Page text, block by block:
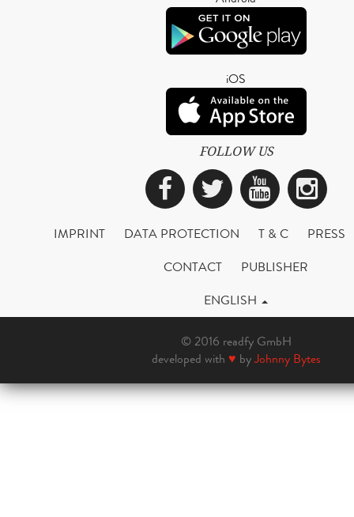
iOS
FOLLOW US
Facebook
Twitter
IMPRINT DATA PROTECTION T & C
PRESS
CONTACT
PUBLISHER
ENGLISH
© 2016 readfy GmbH
developed with ♥ byJohnny Bytes